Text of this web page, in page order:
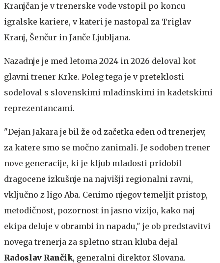
Kranjčan je v trenerske vode vstopil po koncu
igralske kariere, v kateri je nastopal za Triglav
Kranj, Šenčur in Janče Ljubljana.
Nazadnje je med letoma 2024 in 2026 deloval kot
glavni trener Krke. Poleg tega je v preteklosti
sodeloval s slovenskimi mladinskimi in kadetskimi
reprezentancami.
"Dejan Jakara je bil že od začetka eden od trenerjev,
za katere smo se močno zanimali. Je sodoben trener
nove generacije, ki je kljub mladosti pridobil
dragocene izkušnje na najvišji regionalni ravni,
vključno z ligo Aba. Cenimo njegov temeljit pristop,
metodičnost, pozornost in jasno vizijo, kako naj
ekipa deluje v obrambi in napadu," je ob predstavitvi
novega trenerja za spletno stran kluba dejal
Radoslav Rančik, generalni direktor Slovana.